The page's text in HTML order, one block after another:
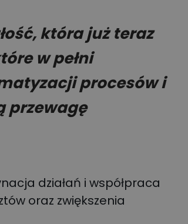
która już teraz
w pełni
procesów i
przewagę
działań i współpraca
oraz zwiększenia